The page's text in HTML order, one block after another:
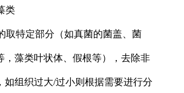
类
取特定部分（如真菌的菌盖、菌
，藻类叶状体、假根等），去除非
如组织过大/过小则根据需要进行分